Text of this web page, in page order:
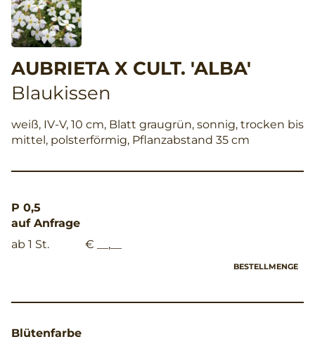
AUBRIETA X CULT. 'ALBA'
Blaukissen
weiß, IV-V, 10 cm, Blatt graugrün, sonnig, trocken bis
mittel, polsterförmig, Pflanzabstand 35 cm
P 0,5
auf Anfrage
ab 1 St.
€ __,__
BESTELLMENGE
Blütenfarbe